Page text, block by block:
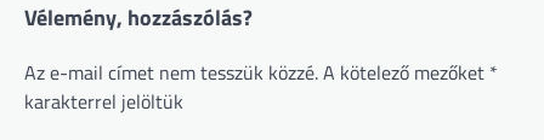
Vélemény, hozzászólás?
Az e-mail címet nem tesszük közzé.A kötelező mezőket *
karakterrel jelöltük